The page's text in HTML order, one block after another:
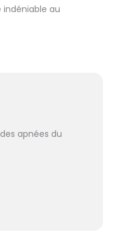
au
apnées du